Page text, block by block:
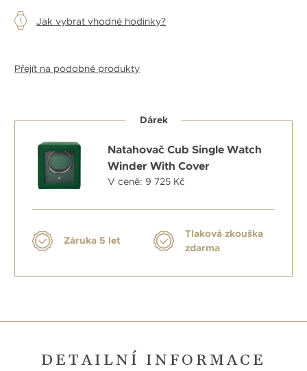
Jak vybrat vhodné hodinky?
Přejít na podobné produkty
Dárek
Natahovač Cub Single Watch
Winder With Cover
V ceně: 9 725 Kč
Záruka 5 let
Tlaková zkouška
zdarma
DETAILNÍ INFORMACE